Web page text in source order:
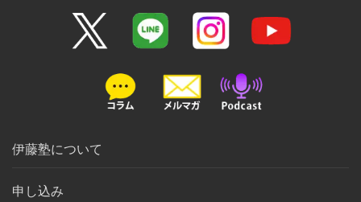
伊藤塾について
申し込み